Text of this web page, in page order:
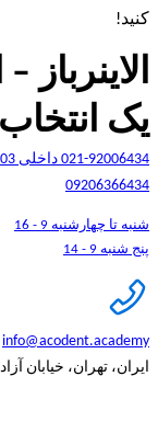
کنید!​
یک
021-92006434 داخلی 103
09206366434
شنبه تا چهارشنبه 9 - 16
پنج شنبه 9 - 14
info@acodent.academy
ایران، تهران، خیابان